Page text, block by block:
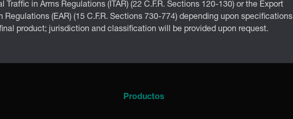
Traffic in Arms Regulations (ITAR) (22 C.F.R. Sections 120-130) or the Export
Regulations (EAR) (15 C.F.R. Sections 730-774) depending upon specifications
product; jurisdiction and classification will be provided upon request.
Productos